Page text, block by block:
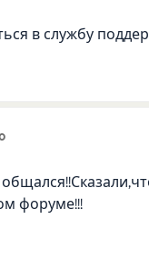
в службу
форуме!!!